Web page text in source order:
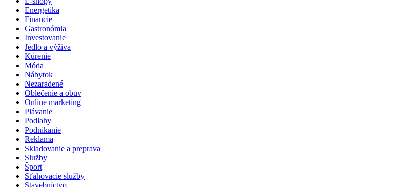
Energetika
Financie
Gastronómia
Investovanie
Jedlo a výživa
Kúrenie
Móda
Nábytok
Nezaradené
Oblečenie a obuv
Online marketing
Plávanie
Podlahy
Podnikanie
Reklama
Skladovanie a preprava
Služby
Šport
Sťahovacie služby
Stavebníctvo